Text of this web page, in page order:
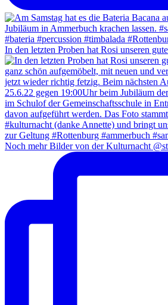
In den letzten Proben hat Rosi unseren
Noch mehr Bilder von der Kulturnacht